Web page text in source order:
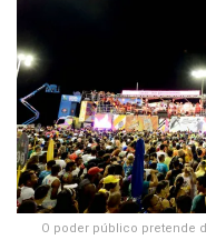
O poder público pretende